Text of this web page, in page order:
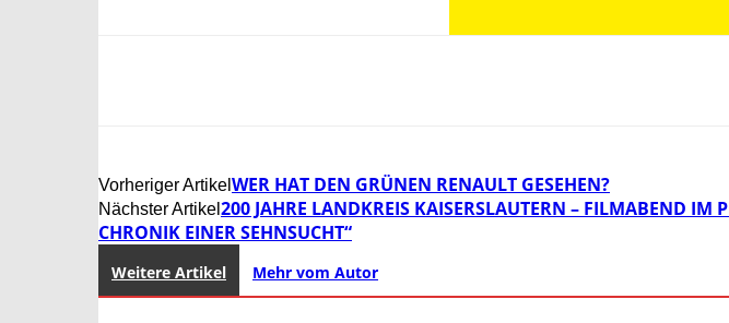
Vorheriger Artikel WER HAT DEN GRÜNEN RENAULT GESEHEN?
Nächster Artikel 200 JAHRE LANDKREIS KAISERSLAUTERN – FILMABEND
CHRONIK EINER SEHNSUCHT“
Weitere Artikel Mehr vom Autor